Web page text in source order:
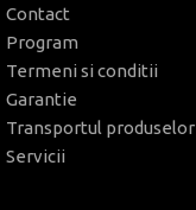
Contact
Program
Termeni si conditii
Garantie
Transportul produselor
Servicii